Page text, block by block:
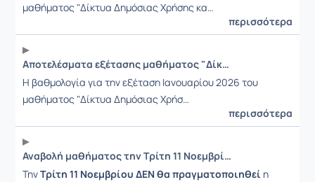
μαθήματος "Δίκτυα Δημόσιας Χρήσης κα…
περισσότερα
Αποτελέσματα εξέτασης μαθήματος "Δίκτυα Δημόσιας Χρήσης και Διασύνδεση Δικτύων" (Εξεταστική Ιανουαρίου 2026)
Η βαθμολογία για την εξέταση Ιανουαρίου 2026 του
μαθήματος "Δίκτυα Δημόσιας Χρήσ…
περισσότερα
Αναβολή μαθήματος την Τρίτη 11 Νοεμβρίου
ΤηνΤρίτη 11 Νοεμβρίου ΔΕΝ θα πραγματοποιηθεί η